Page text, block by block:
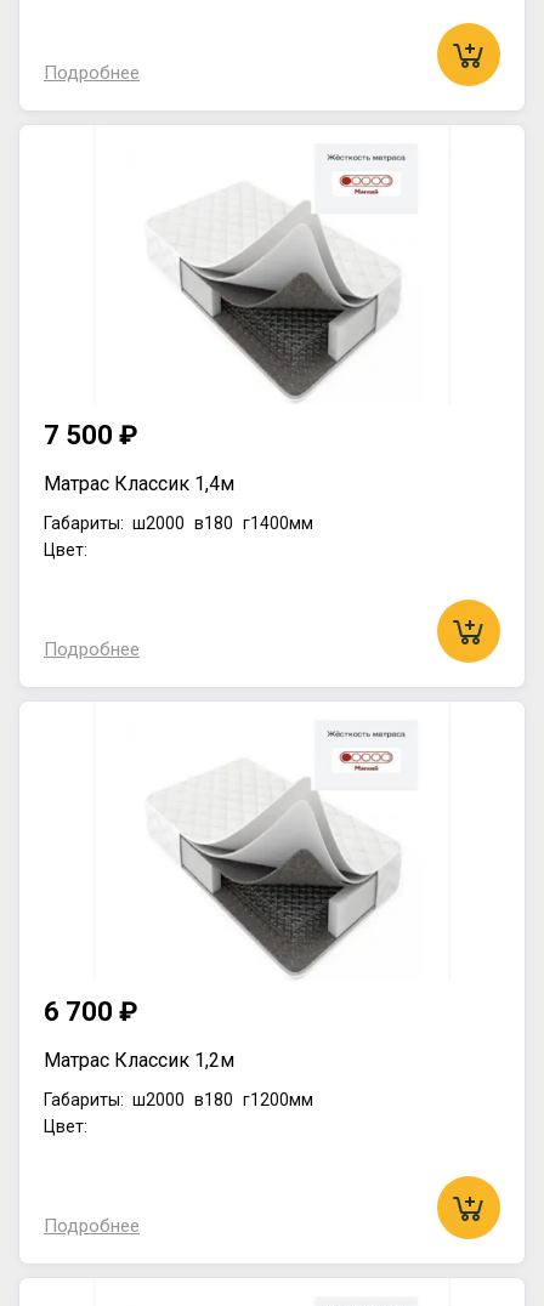
Подробнее
7 500 ₽
Матрас Классик 1,4м
Габариты: ш2000 в180 г1400мм
Цвет:
Подробнее
6 700 ₽
Матрас Классик 1,2м
Габариты: ш2000 в180 г1200мм
Цвет:
Подробнее